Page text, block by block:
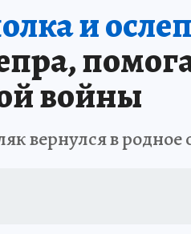
и ослеп
войны
вернулся в